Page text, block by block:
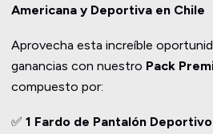
Americana y Deportiva en Chile
Aprovecha esta increíble
ganancias con nuestro Pack
compuesto por:
✅ 1 Fardo de Pantalón